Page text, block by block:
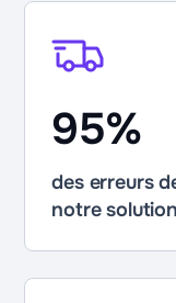
95%
des erreurs
notre solution